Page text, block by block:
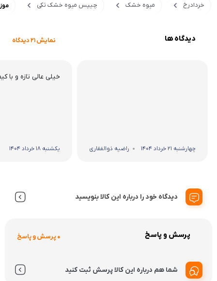
خردادرخ میوه خشک چیپس میوه خشک تکی
دیدگاه ها نمایش 21 دیدگاه
چهارشنبه 21 خرداد 1404 راضیه ذوالفقاری
خیلی عالی تازه و با
یکشنبه 18 خرداد 1404
دیدگاه خود را درباره این کالا بنویسید
پرسش و پاسخ 0 پرسش و پاسخ
شما هم درباره این کالا پرسش ثبت کنید